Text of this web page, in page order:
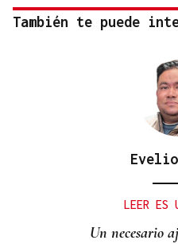
También te puede
LEER ES
Un necesario